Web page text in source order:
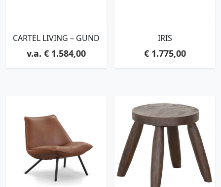
CARTEL LIVING – GUND
€1.584,00
IRIS
€1.775,00